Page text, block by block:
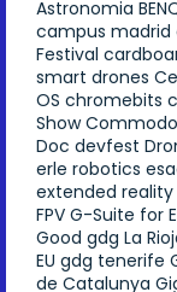
Astronomia
campus madrid
Festival
smart drones
OS chromebits
Show
Doc devfest
erle robotics
extended reality
FPV G-Suite for
Good gdg La
EU gdg tenerife
de Catalunya